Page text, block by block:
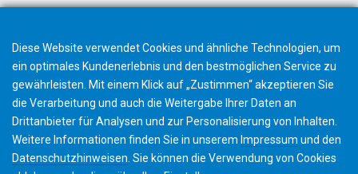
Diese Website verwendet Cookies und ähnliche Technologien, um
ein optimales Kundenerlebnis und den bestmöglichen Service zu
gewährleisten. Mit einem Klick auf „Zustimmen“ akzeptieren Sie
die Verarbeitung und auch die Weitergabe Ihrer Daten an
Drittanbieter für Analysen und zur Personalisierung von Inhalten.
Weitere Informationen finden Sie in unserem Impressum und den
Datenschutzhinweisen . Sie können die Verwendung von Cookies